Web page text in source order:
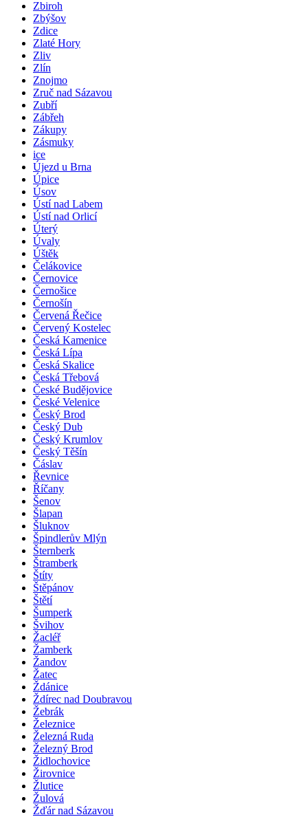
Zbiroh
Zbýšov
Zdice
Zlaté Hory
Zliv
Zlín
Znojmo
Zruč nad Sázavou
Zubří
Zábřeh
Zákupy
Zásmuky
ice
Újezd u Brna
Úpice
Úsov
Ústí nad Labem
Ústí nad Orlicí
Úterý
Úvaly
Úštěk
Čelákovice
Černovice
Černošice
Černošín
Červená Řečice
Červený Kostelec
Česká Kamenice
Česká Lípa
Česká Skalice
Česká Třebová
České Budějovice
České Velenice
Český Brod
Český Dub
Český Krumlov
Český Těšín
Čáslav
Řevnice
Říčany
Šenov
Šlapan
Šluknov
Špindlerův Mlýn
Šternberk
Štramberk
Štíty
Štěpánov
Štětí
Šumperk
Švihov
Žacléř
Žamberk
Žandov
Žatec
Ždánice
Ždírec nad Doubravou
Žebrák
Železnice
Železná Ruda
Železný Brod
Židlochovice
Žirovnice
Žlutice
Žulová
Žďár nad Sázavou